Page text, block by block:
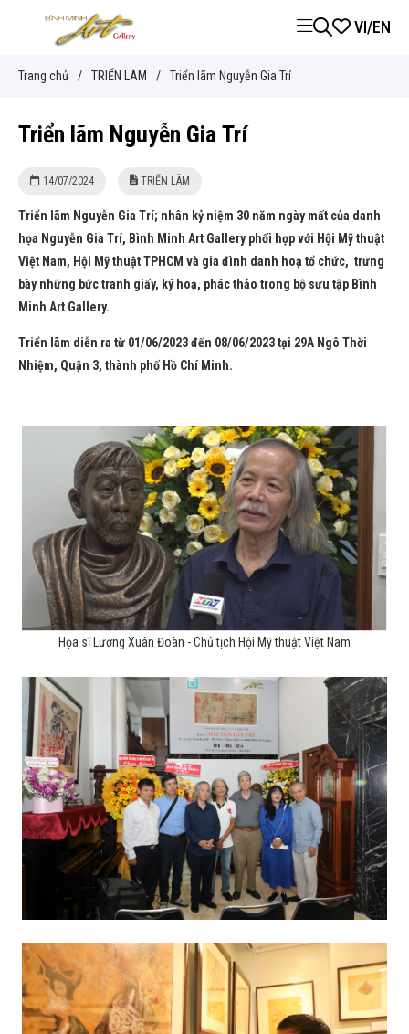
VI/EN
Trang chủ / TRIỂN LÃM / Triển lãm Nguyễn Gia Trí
Triển lãm Nguyễn Gia Trí
14/07/2024 TRIỂN LÃM
Triển lãm Nguyễn Gia Trí; nhân kỷ niệm 30 năm ngày mất của danh
họa Nguyễn Gia Trí, Bình Minh Art Gallery phối hợp với Hội Mỹ thuật
Việt Nam, Hội Mỹ thuật TPHCM và gia đình danh hoạ tổ chức, trưng
bày những bức tranh giấy, ký hoạ, phác thảo trong bộ sưu tập Bình
Minh Art Gallery.
Triển lãm diễn ra từ 01/06/2023 đến 08/06/2023 tại 29A Ngô Thời
Nhiệm, Quận 3, thành phố Hồ Chí Minh.
Họa sĩ Lương Xuân Đoàn - Chủ tịch Hội Mỹ thuật Việt Nam